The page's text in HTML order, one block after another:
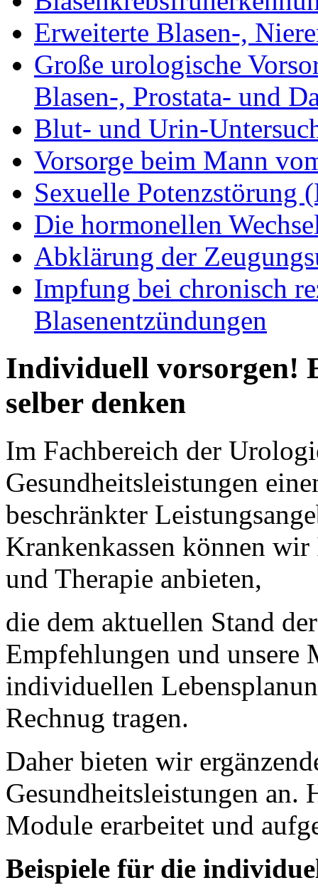
Erweiterte Blasen-,
Große urologische
Blasen-, Prostata- und
Blut- und Urin-
Vorsorge beim Mann
Sexuelle
Die hormonellen
Abklärung der
Impfung bei chronisch
Blasenentzündungen
Individuell vorsorgen!
selber denken
Im Fachbereich der
Gesundheitsleistungen
beschränkter
Krankenkassen können
und Therapie anbieten,
die dem aktuellen Stand
Empfehlungen und
individuellen
Rechnug tragen.
Daher bieten wir
Gesundheitsleistungen an.
Module erarbeitet und
Beispiele für die